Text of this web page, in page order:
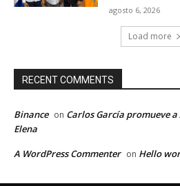
agosto 6, 2026
Load more
RECENT COMMENTS
Binance on Carlos García promueve
Elena
A WordPress Commenter on Hello